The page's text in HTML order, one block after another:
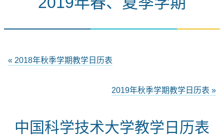
« 2018年秋季学期教学日历表
2019年秋季学期教学日历表 »
中国科学技术大学教学日历表